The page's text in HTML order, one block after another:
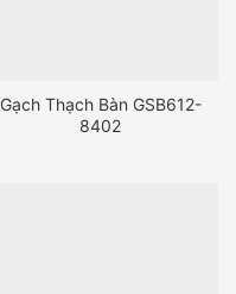
Gạch Thạch Bàn GSB612-
8402